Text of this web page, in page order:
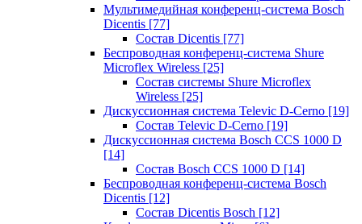
Мультимедийная конференц-система Bosch
Dicentis [77]
Состав Dicentis [77]
Беспроводная конференц-система Shure
Microflex Wireless [25]
Состав системы Shure Microflex
Wireless [25]
Дискуссионная система Televic D-Cerno [19]
Состав Televic D-Cerno [19]
Дискуссионная система Bosch CCS 1000 D
[14]
Состав Bosch CCS 1000 D [14]
Беспроводная конференц-система Bosch
Dicentis [12]
Состав Dicentis Bosch [12]